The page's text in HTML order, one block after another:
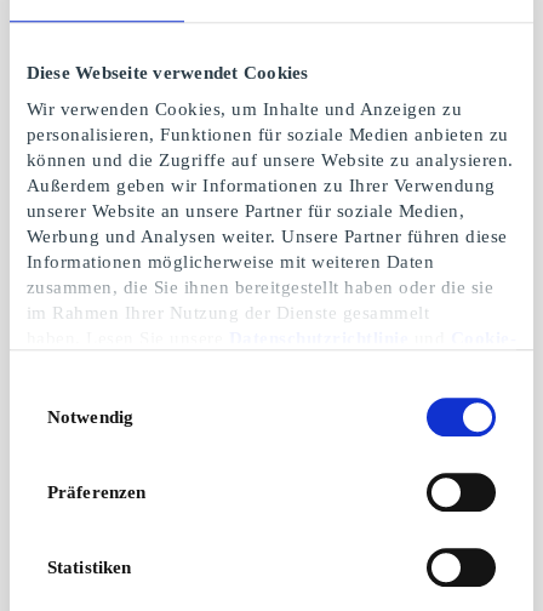
Diese Webseite verwendet Cookies
Wir verwenden Cookies, um Inhalte und Anzeigen zu
personalisieren, Funktionen für soziale Medien anbieten zu
können und die Zugriffe auf unsere Website zu analysieren.
Außerdem geben wir Informationen zu Ihrer Verwendung
unserer Website an unsere Partner für soziale Medien,
Werbung und Analysen weiter. Unsere Partner führen diese
Informationen möglicherweise mit weiteren Daten
zusammen, die Sie ihnen bereitgestellt haben oder die sie
im Rahmen Ihrer Nutzung der Dienste gesammelt
Notwendig
Präferenzen
Statistiken